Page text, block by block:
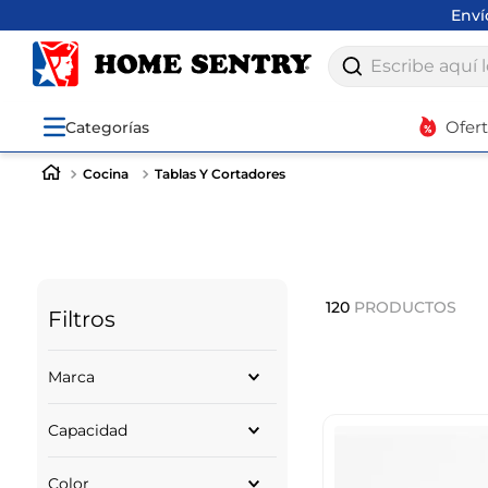
Escribe aquí lo
Categorías
Cocina Tablas Y Cortadores
Filtros
Marca
JOSEPH JOSEPH
JOIE
Capacidad
Color
120 PRODUCTOS